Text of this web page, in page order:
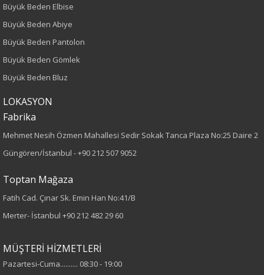
Boy
Kumaş Tipi
Örme
Desen
Baskılı
Kumaş
%100 Pamuk
Yaka Tipi
Bisiklet Yaka
Büyük Beden Elbise
Büyük Beden Abiye
Büyük Beden Pantolon
Büyük Beden Gömlek
Büyük Beden Bluz
LOKASYON
Fabrika
Mehmet Nesih Özmen Mahallesi Sedir Sokak Tanca Plaza No:25 Daire 2
Güngören/İstanbul -+90 212 507 9052
Toptan Mağaza
Fatih Cad. Çınar Sk. Emin Han No:41/B
Merter- İstanbul +90 212 482 29 60
MÜŞTERİ HİZMETLERİ
Pazartesi-Cuma.......... 08:30 - 19:00